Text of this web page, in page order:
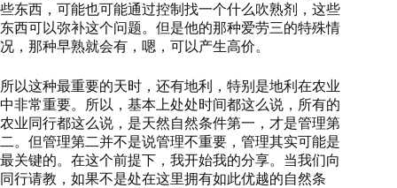
些东西，可能也可能通过控制找一个什么吹熟剂，这些
东西可以弥补这个问题。但是他的那种爱劳三的特殊情
况，那种早熟就会有，嗯，可以产生高价。
所以这种最重要的天时，还有地利，特别是地利在农业
中非常重要。所以，基本上处处时间都这么说，所有的
农业同行都这么说，是天然自然条件第一，才是管理第
二。但管理第二并不是说管理不重要，管理其实可能是
最关键的。在这个前提下，我开始我的分享。当我们向
同行请教，如果不是处在这里拥有如此优越的自然条